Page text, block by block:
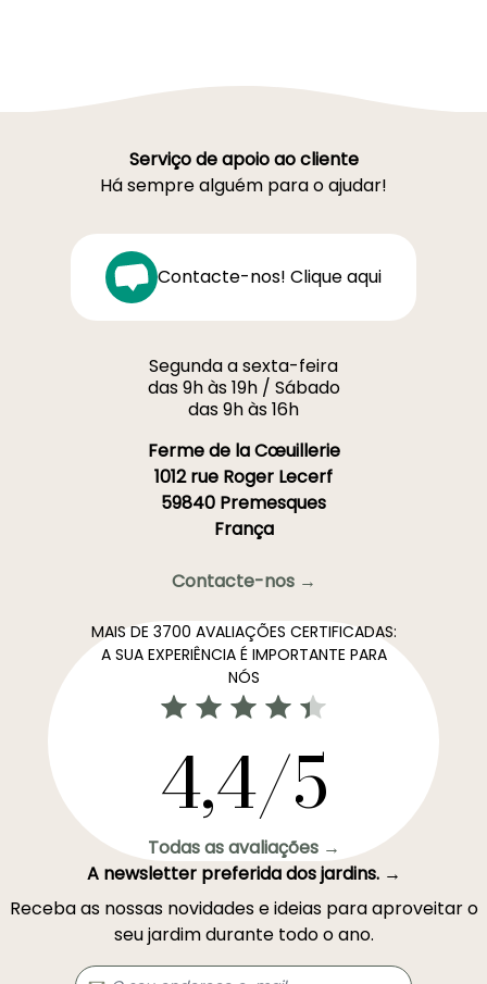
Serviço de apoio ao cliente
Há sempre alguém para o ajudar!
Contacte-nos! Clique aqui
Segunda a sexta-feira
das 9h às 19h / Sábado
das 9h às 16h
Ferme de la Cœuillerie
1012 rue Roger Lecerf
59840 Premesques
França
Contacte-nos →
MAIS DE 3700 AVALIAÇÕES CERTIFICADAS:
A SUA EXPERIÊNCIA É IMPORTANTE PARA
NÓS
4,4/5
Todas as avaliações →
A newsletter preferida dos jardins. →
Receba as nossas novidades e ideias para aproveitar o
seu jardim durante todo o ano.